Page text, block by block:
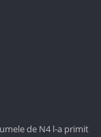
de N4 l-a primit